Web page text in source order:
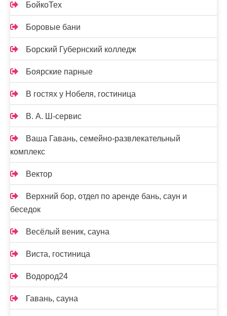
БойкоТех
Боровые бани
Борский Губернский колледж
Боярские парные
В гостях у Нобеля, гостиница
В. А. Ш-сервис
Ваша Гавань, семейно-развлекательный
комплекс
Вектор
Верхний бор, отдел по аренде бань, саун и
беседок
Весёлый веник, сауна
Виста, гостиница
Водород24
Гавань, сауна